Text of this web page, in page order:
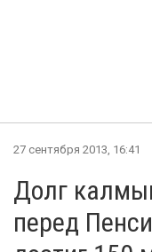
27 сентября 2013, 16:41
Долг
перед